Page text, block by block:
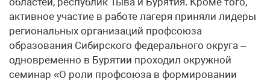
активное участие в работе лагеря приняли лидеры
региональных организаций профсоюза
образования Сибирского федерального округа –
одновременно в Бурятии проходил окружной
семинар «О роли профсоюза в формировании